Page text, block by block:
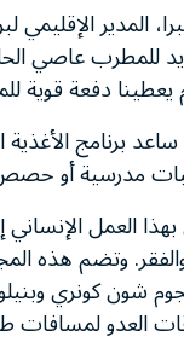
المدير
للمطرب عاصي
يعطينا دفعة
مدرسية أو حصص
العمل
وتضم هذه
شون كونري
العدو لمسافات